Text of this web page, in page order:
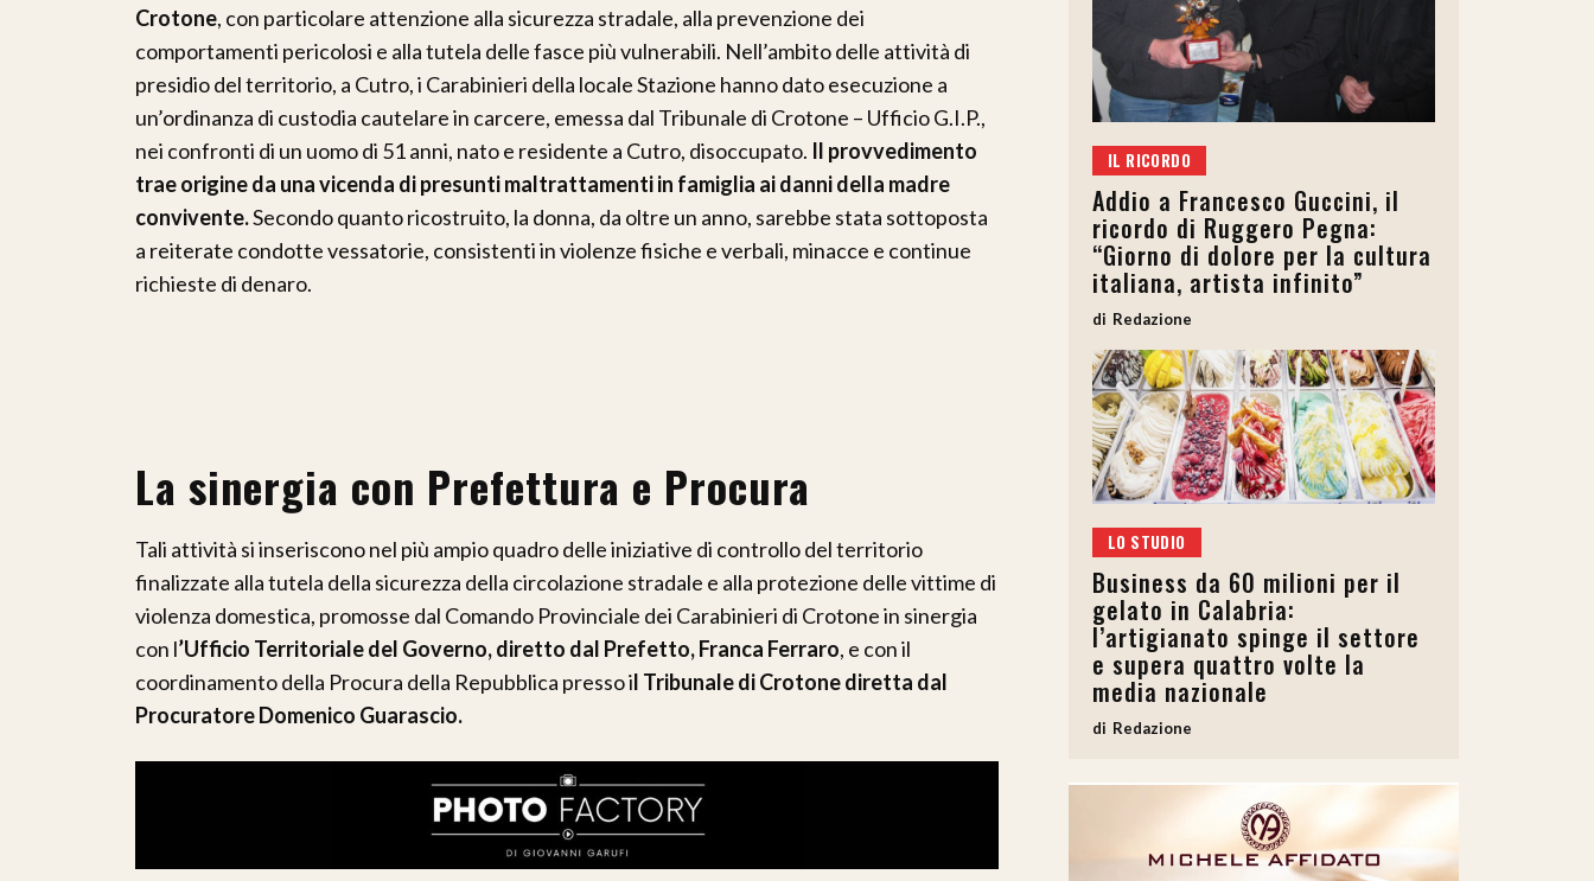
Crotone, con particolare attenzione alla sicurezza stradale, alla prevenzione dei
comportamenti pericolosi e alla tutela delle fasce più vulnerabili. Nell’ambito delle attività di
presidio del territorio, a Cutro, i Carabinieri della locale Stazione hanno dato esecuzione a
un’ordinanza di custodia cautelare in carcere, emessa dal Tribunale di Crotone – Ufficio G.I.P.,
nei confronti di un uomo di 51 anni, nato e residente a Cutro, disoccupato. Il provvedimento
trae origine da una vicenda di presunti maltrattamenti in famiglia ai danni della madre
convivente.Secondo quanto ricostruito, la donna, da oltre un anno, sarebbe stata sottoposta
a reiterate condotte vessatorie, consistenti in violenze fisiche e verbali, minacce e continue
richieste di denaro.
La sinergia con Prefettura e Procura
Tali attività si inseriscono nel più ampio quadro delle iniziative di controllo del territorio
finalizzate alla tutela della sicurezza della circolazione stradale e alla protezione delle vittime di
violenza domestica, promosse dal Comando Provinciale dei Carabinieri di Crotone in sinergia
con l’Ufficio Territoriale del Governo, diretto dal Prefetto, Franca Ferraro, e con il
coordinamento della Procura della Repubblica presso il Tribunale di Crotone diretta dal
Procuratore Domenico Guarascio.
IL RICORDO
Addio a Francesco Guccini, il
ricordo di Ruggero Pegna:
“Giorno di dolore per la cultura
italiana, artista infinito”
Redazione
LO STUDIO
Business da 60 milioni per il
gelato in Calabria:
l’artigianato spinge il settore
e supera quattro volte la
media nazionale
Redazione